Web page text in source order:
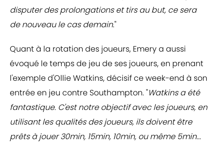
disputer des prolongations et tirs au but, ce sera
de nouveau le cas demain."
Quant à la rotation des joueurs, Emery a aussi
évoqué le temps de jeu de ses joueurs, en prenant
l'exemple d'Ollie Watkins, décisif ce week-end à son
entrée en jeu contre Southampton. "Watkins a été
fantastique. C'est notre objectif avec les joueurs, en
utilisant les qualités des joueurs, ils doivent être
prêts à jouer 30min, 15min, 10min, ou même 5min...